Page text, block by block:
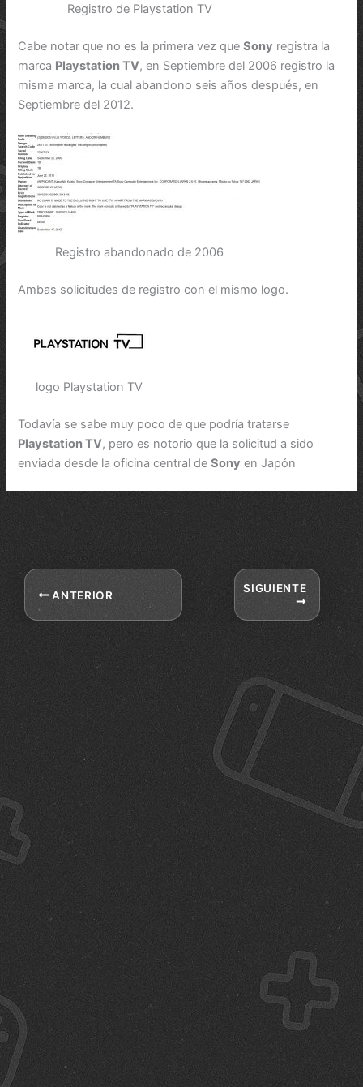
Registro de Playstation TV
Cabe notar que no es la primera vez queSony registra la
marca Playstation TV, en Septiembre del 2006 registro la
misma marca, la cual abandono seis años después, en
Septiembre del 2012.
Registro abandonado de 2006
Ambas solicitudes de registro con el mismo logo.
logo Playstation TV
Todavía se sabe muy poco de que podría tratarse
Playstation TV, pero es notorio que la solicitud a sido
enviada desde la oficina central deSony en Japón
ANTERIOR
SIGUIENTE